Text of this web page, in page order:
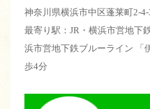
神奈川県横浜市中区蓬莱町2-
最寄り駅：JR・横浜市営地下
浜市営地下鉄ブルーライン 「
歩4分